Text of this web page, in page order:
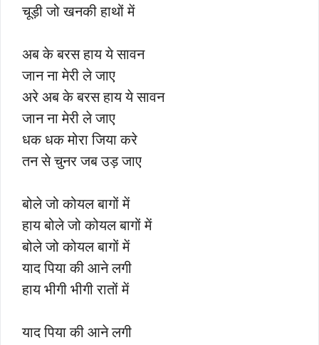
चूड़ी जो खनकी हाथों में
अब के बरस हाय ये सावन
जान ना मेरी ले जाए
अरे अब के बरस हाय ये सावन
जान ना मेरी ले जाए
धक धक मोरा जिया करे
तन से चुनर जब उड़ जाए
बोले जो कोयल बागों में
हाय बोले जो कोयल बागों में
बोले जो कोयल बागों में
याद पिया की आने लगी
हाय भीगी भीगी रातों में
याद पिया की आने लगी